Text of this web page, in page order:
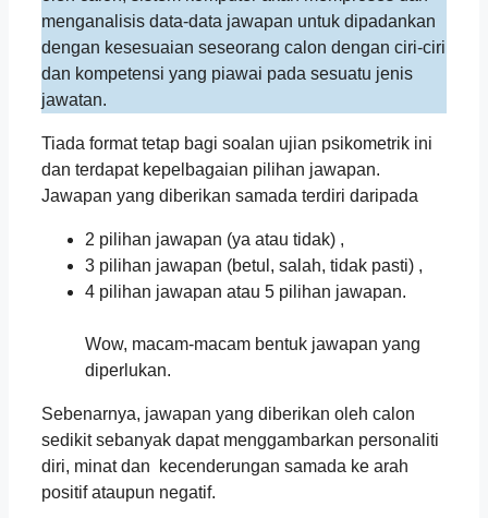
menganalisis data-data jawapan untuk dipadankan
dengan kesesuaian seseorang calon dengan ciri-ciri
dan kompetensi yang piawai pada sesuatu jenis
jawatan.
Tiada format tetap bagi soalan ujian psikometrik ini
dan terdapat kepelbagaian pilihan jawapan.
Jawapan yang diberikan samada terdiri daripada
2 pilihan jawapan (ya atau tidak) ,
3 pilihan jawapan (betul, salah, tidak pasti) ,
4 pilihan jawapan atau 5 pilihan jawapan.
Wow, macam-macam bentuk jawapan yang
diperlukan.
Sebenarnya, jawapan yang diberikan oleh calon
sedikit sebanyak dapat menggambarkan personaliti
diri, minat dan kecenderungan samada ke arah
positif ataupun negatif.